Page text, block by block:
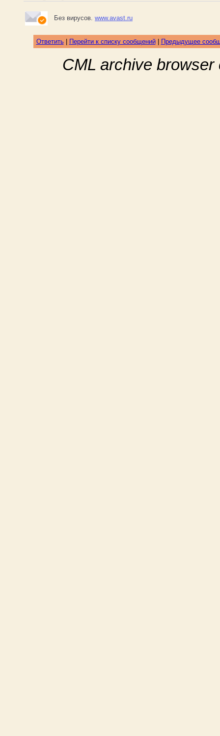
Без вирусов. www.avast.ru
Ответить| Перейти к списку сообщений| Предыдущее
CML archive